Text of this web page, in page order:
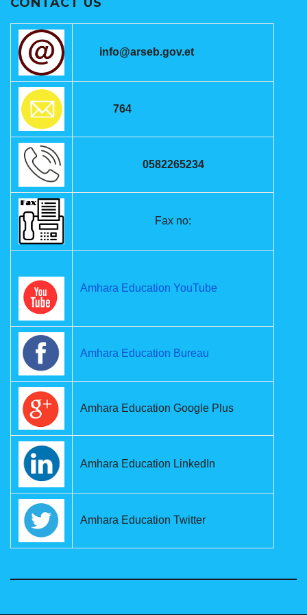
info@arseb.gov.et
764
0582265234
Fax no:
Amhara Education YouTube
Amhara Education Bureau
Amhara Education Google Plus
Amhara Education LinkedIn
Amhara Education Twitter